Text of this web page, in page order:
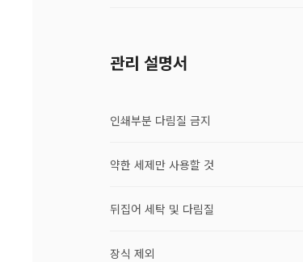
관리 설명서
인쇄부분 다림질 금지
약한 세제만 사용할 것
뒤집어 세탁 및 다림질
장식 제외